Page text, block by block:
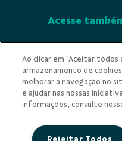
Acesse
Indícios de
Privacidade
Ao clicar em "Aceitar todos
armazenamento de
melhorar a navegação no
e ajudar nas nossas
informações, consulte
Rejeitar Todos